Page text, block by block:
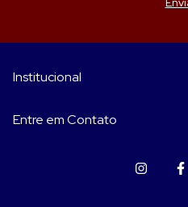
Institucional
Entre em Contato